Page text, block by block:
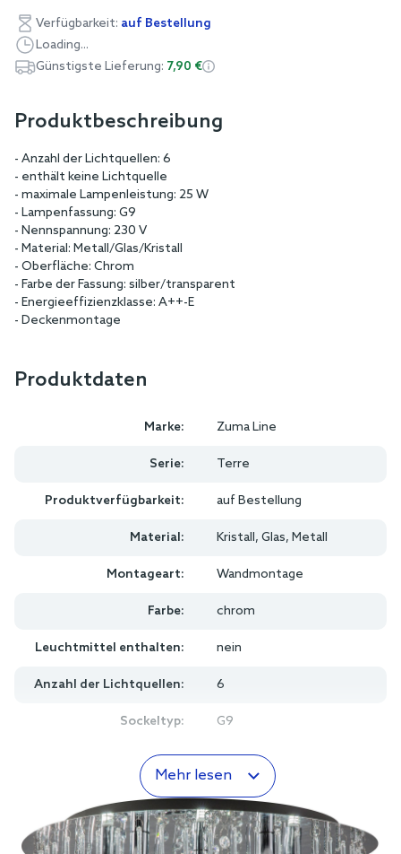
gallery
Verfügbarkeit: auf Bestellung
Loading...
Günstigste Lieferung: 7,90 €
Produktbeschreibung
- Anzahl der Lichtquellen: 6
- enthält keine Lichtquelle
- maximale Lampenleistung: 25 W
- Lampenfassung: G9
- Nennspannung: 230 V
- Material: Metall/Glas/Kristall
- Oberfläche: Chrom
- Farbe der Fassung: silber/transparent
- Energieeffizienzklasse: A++-E
- Deckenmontage
Produktdaten
Marke: Zuma Line
Serie: Terre
Produktverfügbarkeit: auf Bestellung
Material: Kristall, Glas, Metall
Montageart: Wandmontage
Farbe: chrom
Leuchtmittel enthalten: nein
Anzahl der Lichtquellen: 6
Sockeltyp: G9
Mehr lesen